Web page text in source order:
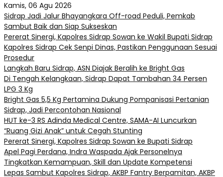
Kamis, 06 Agu 2026
Sidrap Jadi Jalur Bhayangkara Off-road Peduli, Pemkab
Sambut Baik dan Siap Sukseskan
Pererat Sinergi, Kapolres Sidrap Sowan ke Wakil Bupati Sidrap
Kapolres Sidrap Cek Senpi Dinas, Pastikan Penggunaan Sesuai
Prosedur
Langkah Baru Sidrap, ASN Diajak Beralih ke Bright Gas
Di Tengah Kelangkaan, Sidrap Dapat Tambahan 34 Persen
LPG 3 Kg
Bright Gas 5,5 Kg Pertamina Dukung Pompanisasi Pertanian
Sidrap, Jadi Percontohan Nasional
HUT ke-3 RS Adinda Medical Centre, SAMA-AI Luncurkan
“Ruang Gizi Anak” untuk Cegah Stunting
Pererat Sinergi, Kapolres Sidrap Sowan ke Bupati Sidrap
Apel Pagi Perdana, Indra Waspada Ajak Personelnya
Tingkatkan Kemampuan, Skill dan Update Kompetensi
Lepas Sambut Kapolres Sidrap, AKBP Fantry Berpamitan, AKBP